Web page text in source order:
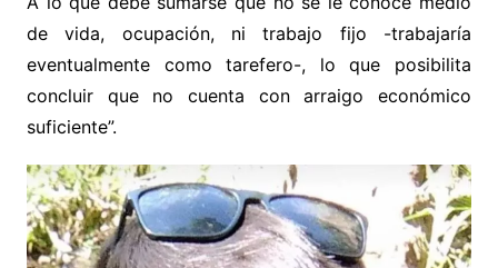
de vida, ocupación, ni trabajo fijo -trabajaría
eventualmente como tarefero-, lo que posibilita
concluir que no cuenta con arraigo económico
suficiente”.